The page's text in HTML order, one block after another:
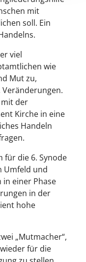
mit
soll. Ein
viel
wie
Mut zu,
mit der
Kirche in eine
Handeln
für die 6. Synode
Umfeld und
einer Phase
in der
hohe
„Mutmacher“,
für die